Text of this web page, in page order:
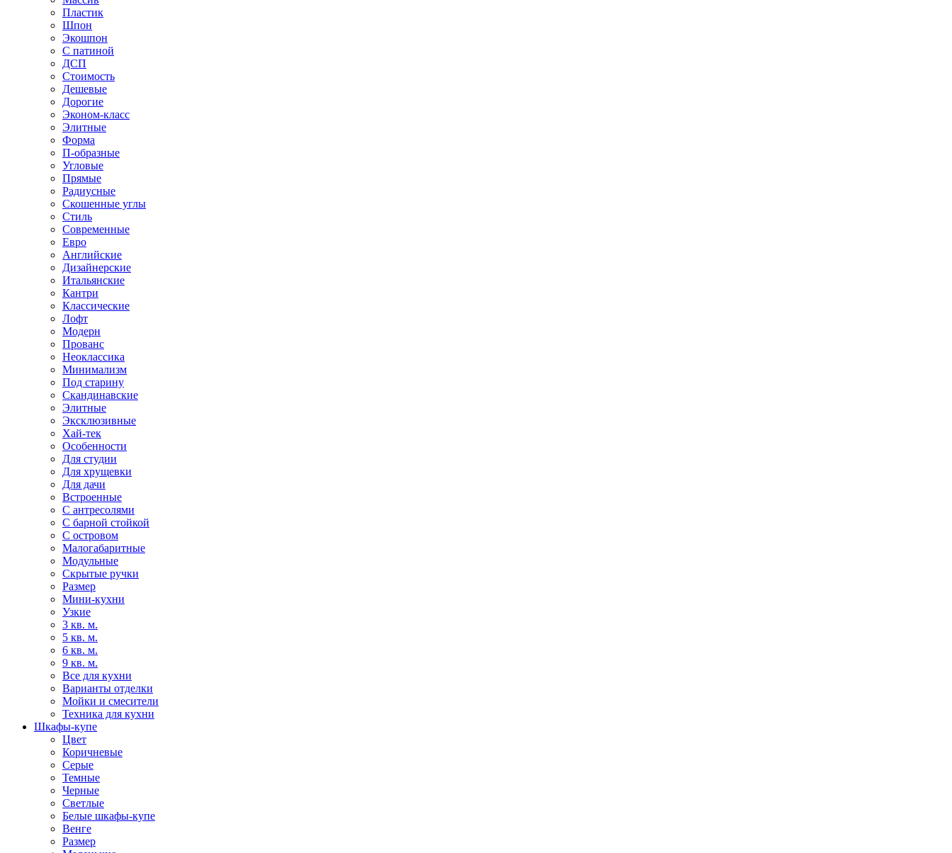
Пластик
Шпон
Экошпон
С патиной
ДСП
Стоимость
Дешевые
Дорогие
Эконом-класс
Элитные
Форма
П-образные
Угловые
Прямые
Радиусные
Скошенные углы
Стиль
Современные
Евро
Английские
Дизайнерские
Итальянские
Кантри
Классические
Лофт
Модерн
Прованс
Неоклассика
Минимализм
Под старину
Скандинавские
Элитные
Эксклюзивные
Хай-тек
Особенности
Для студии
Для хрущевки
Для дачи
Встроенные
С антресолями
С барной стойкой
С островом
Малогабаритные
Модульные
Скрытые ручки
Размер
Мини-кухни
Узкие
3 кв. м.
5 кв. м.
6 кв. м.
9 кв. м.
Все для кухни
Варианты отделки
Мойки и смесители
Техника для кухни
Шкафы-купе
Цвет
Коричневые
Серые
Темные
Черные
Светлые
Белые шкафы-купе
Венге
Размер